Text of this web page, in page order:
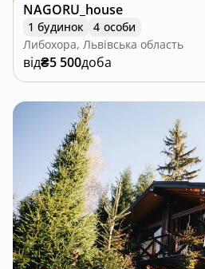
NAGORU_house
1 будинок
4 особи
Либохора, Львівська область
від₴5 500доба